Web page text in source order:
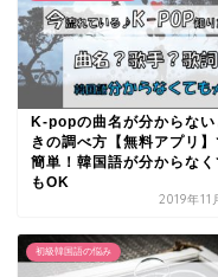
K-popの曲名が分からない
きの調べ方【無料アプリ
簡単！韓国語が分からなく
もOK
2019年11
初級韓国語の悩み